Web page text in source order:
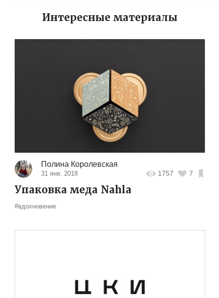
Интересные материалы
Полина Королевская
31 янв. 2018 1757 7
Упаковка меда Nahla
#вдохновение